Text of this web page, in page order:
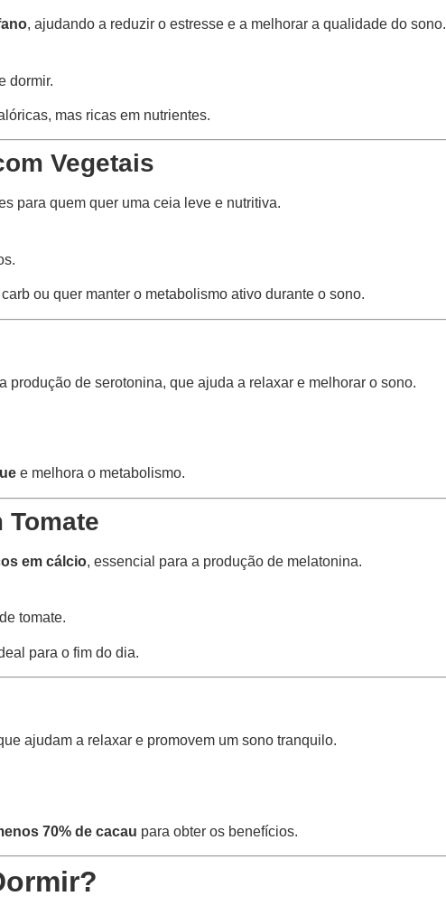
, ajudando a reduzir o estresse e a melhorar a qualidade do sono.
dormir.
mas ricas em nutrientes.
Vegetais
para quem quer uma ceia leve e nutritiva.
ou quer manter o metabolismo ativo durante o sono.
produção de serotonina, que ajuda a relaxar e melhorar o sono.
e melhora o metabolismo.
Tomate
em cálcio, essencial para a produção de melatonina.
tomate.
para o fim do dia.
ajudam a relaxar e promovem um sono tranquilo.
70% de cacau para obter os benefícios.